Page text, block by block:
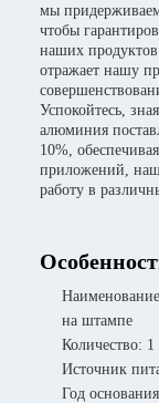
мы
чтобы
наших
отражает нашу
Успокойтесь,
алюминия
10%,
приложений,
работу в
на штампе
Количество: 1
Источник
Год